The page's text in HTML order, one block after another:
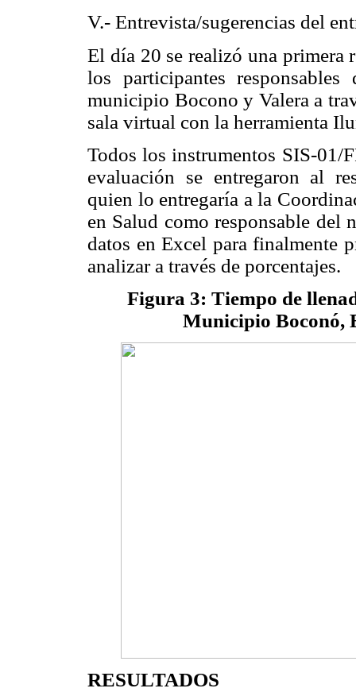
V.- Entrevista/sugerencias del
El día 20 se realizó una primera
los participantes
municipio Bocono y Valera a
sala virtual con la herramienta
Todos los instrumentos SIS-01/
evaluación se entregaron al
quien lo entregaría a la
en Salud como responsable del
datos en Excel para finalmente
analizar a través de porcentajes.
Figura 3: Tiempo de
Municipio Boconó,
RESULTADOS